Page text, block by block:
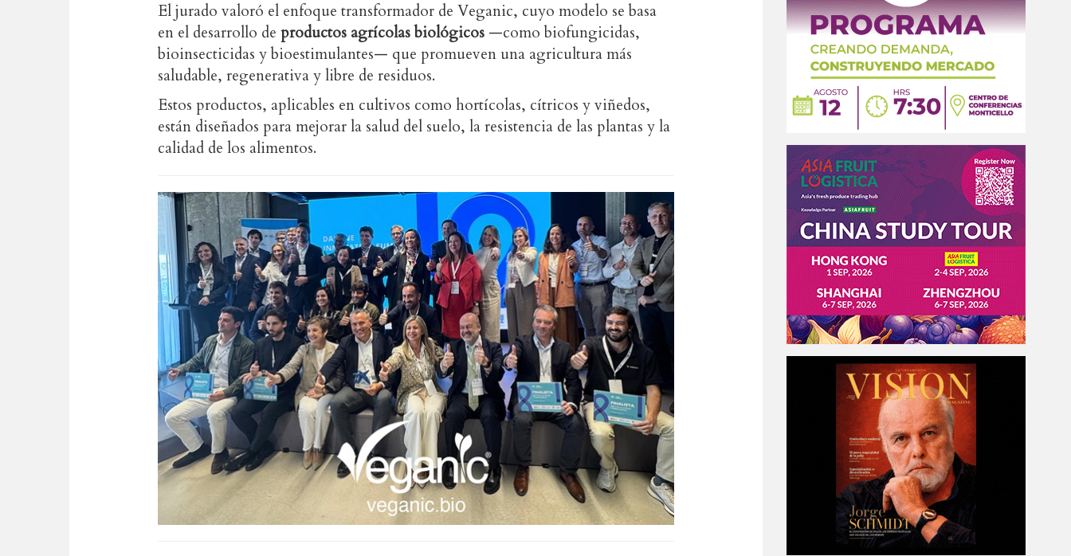
El jurado valoró el enfoque transformador de Veganic, cuyo modelo se basa
en el desarrollo de productos agrícolas biológicos —como biofungicidas,
bioinsecticidas y bioestimulantes— que promueven una agricultura más
saludable, regenerativa y libre de residuos.
Estos productos, aplicables en cultivos como hortícolas, cítricos y viñedos,
están diseñados para mejorar la salud del suelo, la resistencia de las plantas y la
calidad de los alimentos.